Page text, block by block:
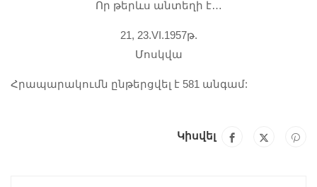
Որ թերևս անտեղի է…
21, 23.VI.1957թ.
Մոսկվա
Հրապարակումն ընթերցվել է 581 անգամ:
Կիսվել